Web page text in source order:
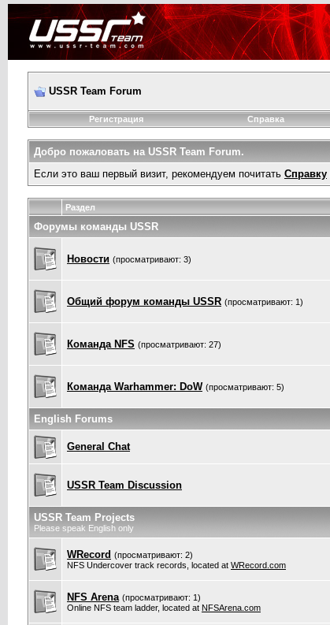
USSR Team Forum
Регистрация
Справка
Добро пожаловать на USSR Team Forum.
Если это ваш первый визит, рекомендуем почитать Справку
Раздел
Форумы команды USSR
Новости (просматривают: 3)
Общий форум команды USSR (просматривают: 1)
Команда NFS (просматривают: 27)
Команда Warhammer: DoW (просматривают: 5)
English Forums
General Chat
USSR Team Discussion
USSR Team Projects
Please speak English only
WRecord (просматривают: 2)
NFS Undercover track records, located at WRecord.com
NFS Arena (просматривают: 1)
Online NFS team ladder, located at NFSArena.com